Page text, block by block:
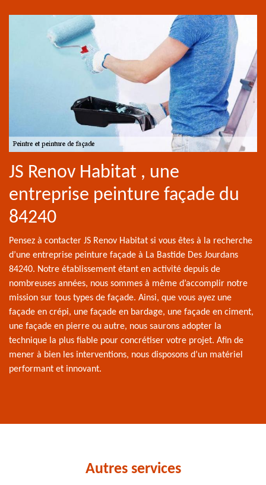
JS Renov Habitat , une
entreprise peinture façade du
84240
Pensez à contacter JS Renov Habitat si vous êtes à la recherche
d’une entreprise peinture façade à La Bastide Des Jourdans
84240. Notre établissement étant en activité depuis de
nombreuses années, nous sommes à même d’accomplir notre
mission sur tous types de façade. Ainsi, que vous ayez une
façade en crépi, une façade en bardage, une façade en ciment,
une façade en pierre ou autre, nous saurons adopter la
technique la plus fiable pour concrétiser votre projet. Afin de
mener à bien les interventions, nous disposons d’un matériel
performant et innovant.
Autres services